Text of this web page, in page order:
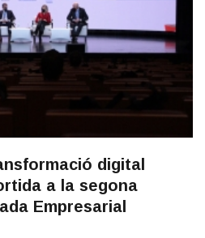
digital
a la segona
Empresarial